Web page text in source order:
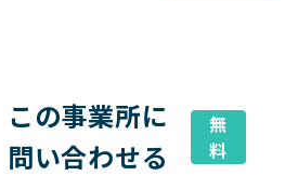
この事業所に
問い合わせる
無
料